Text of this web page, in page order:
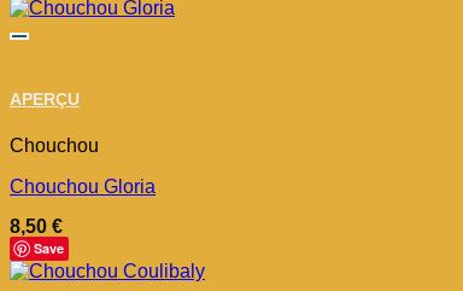
APERÇU
Chouchou
Chouchou Gloria
8,50 €
Save